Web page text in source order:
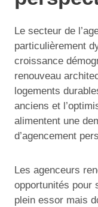
Le secteur de
particulièrement
croissance
renouveau
logements
anciens et
alimentent une
d’agencement
Les agenceurs
opportunités pour
plein essor mais